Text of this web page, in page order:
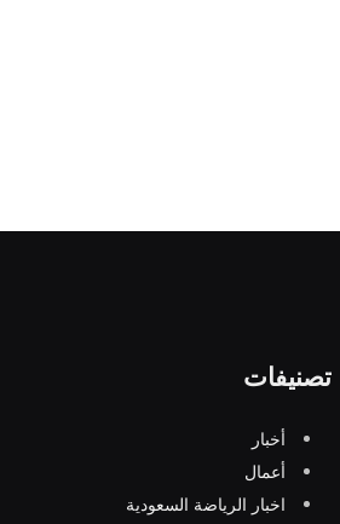
تصنيفات
أخبار
أعمال
اخبار الرياضة السعودية